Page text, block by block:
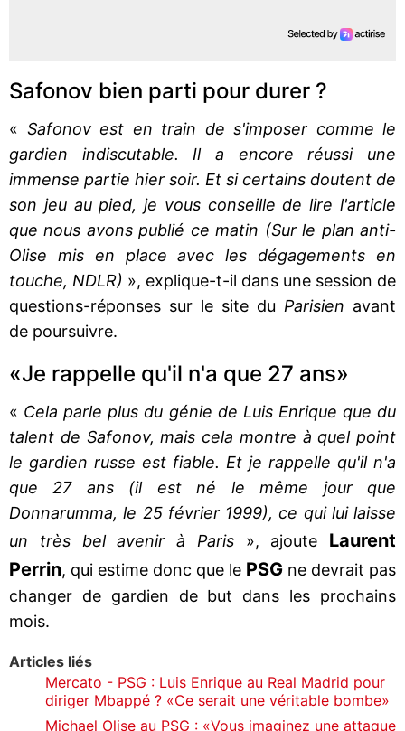
Safonov bien parti pour durer ?
« Safonov est en train de s'imposer comme le
gardien indiscutable. Il a encore réussi une
immense partie hier soir. Et si certains doutent de
son jeu au pied, je vous conseille de lire l'article
que nous avons publié ce matin (Sur le plan anti-
Olise mis en place avec les dégagements en
touche, NDLR) », explique-t-il dans une session de
questions-réponses sur le site du Parisien avant
de poursuivre.
«Je rappelle qu'il n'a que 27 ans»
« Cela parle plus du génie de Luis Enrique que du
talent de Safonov, mais cela montre à quel point
le gardien russe est fiable. Et je rappelle qu'il n'a
que 27 ans (il est né le même jour que
Donnarumma, le 25 février 1999), ce qui lui laisse
un très bel avenir à Paris », ajoute Laurent
Perrin, qui estime donc que le PSG ne devrait pas
changer de gardien de but dans les prochains
mois.
Articles liés
Mercato - PSG : Luis Enrique au Real Madrid pour
diriger Mbappé ? «Ce serait une véritable bombe»
Michael Olise au PSG : «Vous imaginez une attaque